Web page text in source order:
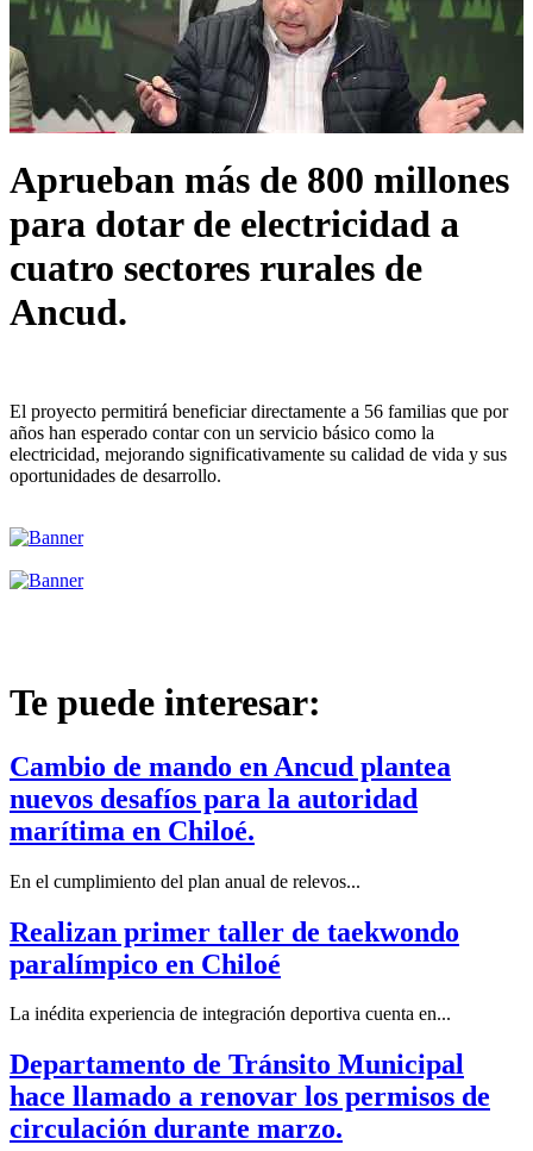
Aprueban más de 800 millones
para dotar de electricidad a
cuatro sectores rurales de
Ancud.
El proyecto permitirá beneficiar directamente a 56 familias que por
años han esperado contar con un servicio básico como la
electricidad, mejorando significativamente su calidad de vida y sus
oportunidades de desarrollo.
Te puede interesar:
Cambio de mando en Ancud plantea
nuevos desafíos para la autoridad
marítima en Chiloé.
En el cumplimiento del plan anual de relevos...
Realizan primer taller de taekwondo
paralímpico en Chiloé
La inédita experiencia de integración deportiva cuenta en...
Departamento de Tránsito Municipal
hace llamado a renovar los permisos de
circulación durante marzo.